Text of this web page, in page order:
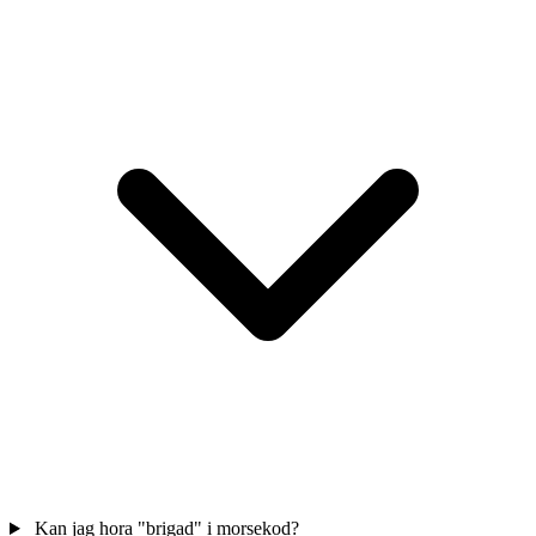
Kan jag hora "brigad" i morsekod?